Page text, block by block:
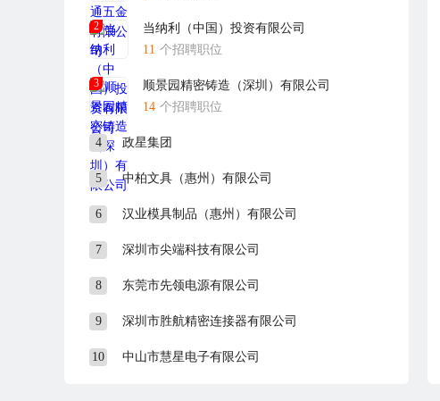
2
当纳利（中国）投资有限公司
11 个招聘职位
3
顺景园精密铸造（深圳）有限公司
14 个招聘职位
4 政星集团
5 中柏文具（惠州）有限公司
6 汉业模具制品（惠州）有限公司
7 深圳市尖端科技有限公司
8 东莞市先领电源有限公司
9 深圳市胜航精密连接器有限公司
10 中山市慧星电子有限公司